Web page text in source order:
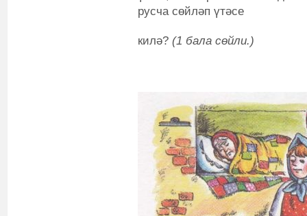
русча сөйләп үтәсе
килә? (1 бала сөйли.)